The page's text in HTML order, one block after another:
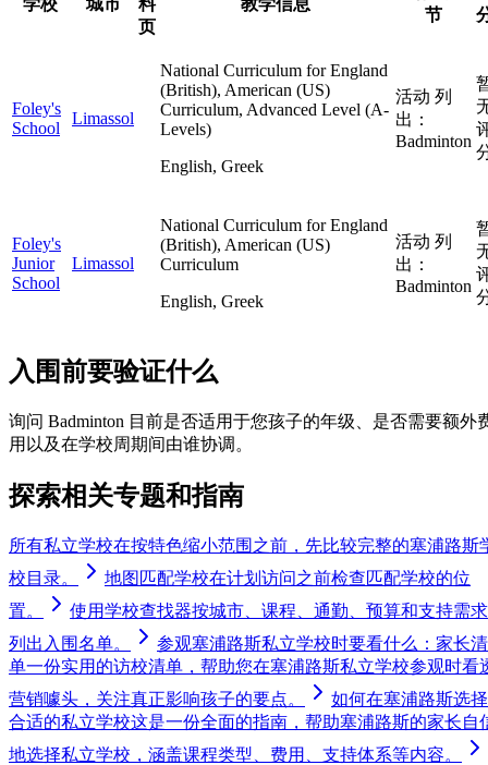
学校 城市
料
页
教学信息
节
Foley's
School
Limassol
National Curriculum for England
(British), American (US)
Curriculum, Advanced Level (A-
Levels)
English, Greek
活动 列
出：
Badminton
Foley's
Junior
School
Limassol
National Curriculum for England
(British), American (US)
Curriculum
English, Greek
活动 列
出：
Badminton
入围前要验证什么
询问 Badminton 目前是否适用于您孩子的年级、是否需要额外
用以及在学校周期间由谁协调。
探索相关专题和指南
所有私立学校在按特色缩小范围之前，先比较完整的塞浦路斯
校目录。
地图匹配学校在计划访问之前检查匹配学校的位
置。
使用学校查找器按城市、课程、通勤、预算和支持需求
列出入围名单。
参观塞浦路斯私立学校时要看什么：家长清
单一份实用的访校清单，帮助您在塞浦路斯私立学校参观时看
营销噱头，关注真正影响孩子的要点。
如何在塞浦路斯选择
合适的私立学校这是一份全面的指南，帮助塞浦路斯的家长自
地选择私立学校，涵盖课程类型、费用、支持体系等内容。